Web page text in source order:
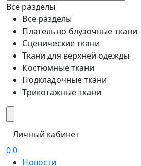
Все разделы
Все разделы
Плательно-блузочные ткани
Сценические ткани
Ткани для верхней одежды
Костюмные ткани
Подкладочные ткани
Трикотажные ткани
Личный кабинет
00
Новости